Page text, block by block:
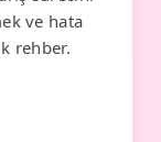
ve hata
rehber.